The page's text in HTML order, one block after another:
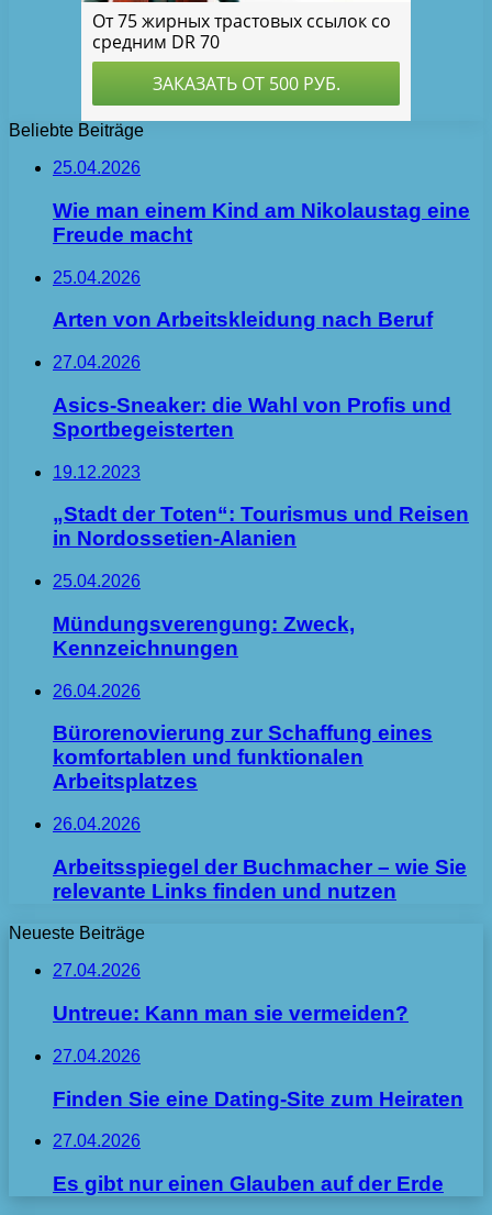
Beliebte Beiträge
25.04.2026
Wie man einem Kind am Nikolaustag eine
Freude macht
25.04.2026
Arten von Arbeitskleidung nach Beruf
27.04.2026
Asics-Sneaker: die Wahl von Profis und
Sportbegeisterten
19.12.2023
„Stadt der Toten“: Tourismus und Reisen
in Nordossetien-Alanien
25.04.2026
Mündungsverengung: Zweck,
Kennzeichnungen
26.04.2026
Bürorenovierung zur Schaffung eines
komfortablen und funktionalen
Arbeitsplatzes
26.04.2026
Arbeitsspiegel der Buchmacher – wie Sie
relevante Links finden und nutzen
Neueste Beiträge
27.04.2026
Untreue: Kann man sie vermeiden?
27.04.2026
Finden Sie eine Dating-Site zum Heiraten
27.04.2026
Es gibt nur einen Glauben auf der Erde